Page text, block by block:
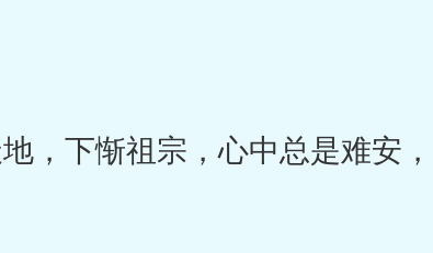
，下惭祖宗，心中总是难安，